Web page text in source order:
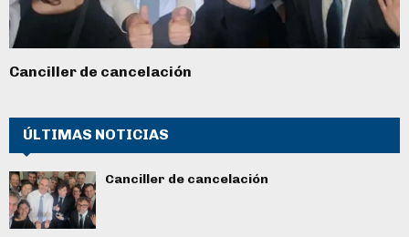
Canciller de cancelación
ÚLTIMAS NOTICIAS
Canciller de cancelación